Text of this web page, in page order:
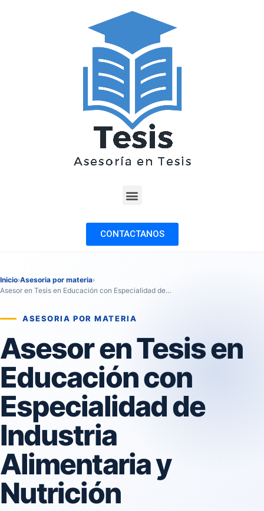
CONTACTANOS
Inicio›Asesoria por materia›
Asesor en Tesis en Educación con Especialidad de…
ASESORIA POR MATERIA
Asesor en Tesis en
Educación con
Especialidad de
Industria
Alimentaria y
Nutrición